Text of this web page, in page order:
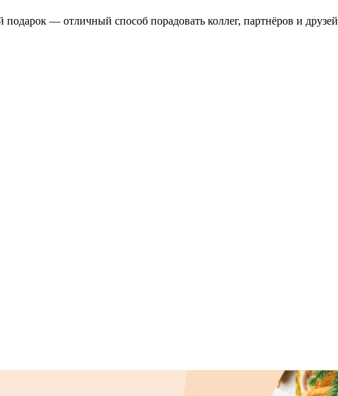
— отличный способ порадовать коллег, партнёров и друзей